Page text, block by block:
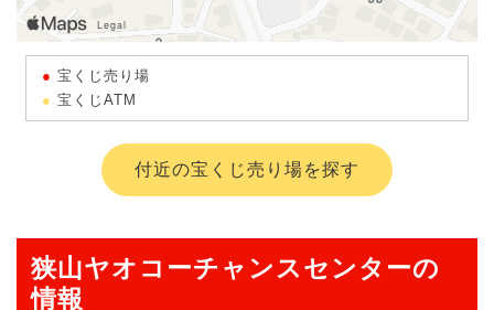
宝くじ売り場
宝くじATM
付近の宝くじ売り場を探す
狭山ヤオコーチャンスセンターの
情報